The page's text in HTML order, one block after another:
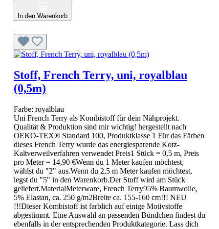
In den Warenkorb
Stoff, French Terry, uni, royalblau
(0,5m)
Farbe: royalblau
Uni French Terry als Kombistoff für dein Nähprojekt.
Qualität & Produktion sind mir wichtig! hergestellt nach
OEKO-TEX® Standard 100, Produktklasse 1 Für das Färben
dieses French Terry wurde das energiesparende Kotz-
Kaltverweilverfahren verwendet Preis1 Stück = 0,5 m, Preis
pro Meter = 14,90 €Wenn du 1 Meter kaufen möchtest,
wählst du "2" aus.Wenn du 2,5 m Meter kaufen möchtest,
legst du "5" in den Warenkorb.Der Stoff wird am Stück
geliefert.MaterialMeterware, French Terry95% Baumwolle,
5% Elastan, ca. 250 g/m2Breite ca. 155-160 cm!!! NEU
!!!Dieser Kombistoff ist farblich auf einige Motivstoffe
abgestimmt. Eine Auswahl an passenden Bündchen findest du
ebenfalls in der entsprechenden Produktkategorie. Lass dich